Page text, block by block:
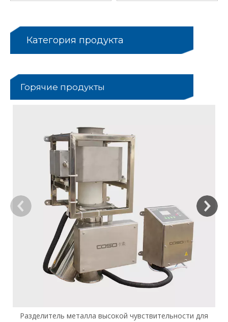
Категория продукта
Горячие продукты
Разделитель металла высокой чувствительности для